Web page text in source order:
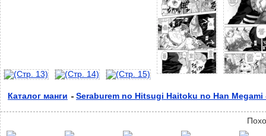
Каталог манги Seraburem no Hitsugi Haitoku no Han Megami